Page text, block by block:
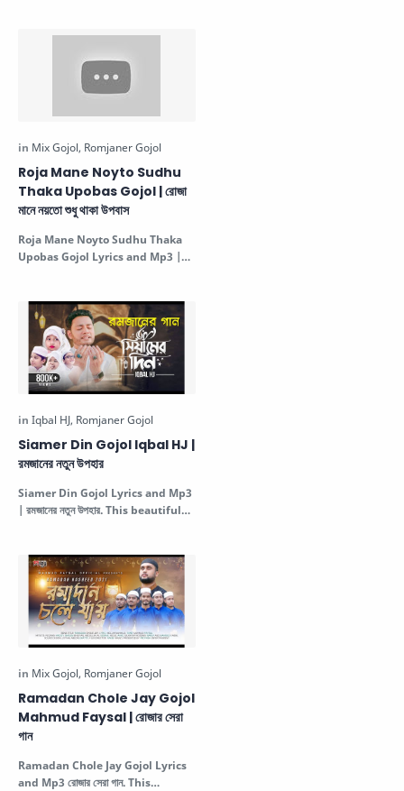
Roja Mane Noyto Sudhu
Thaka Upobas Gojol | রোজা
মানে নয়তো শুধু থাকা উপবাস
Roja Mane Noyto Sudhu Thaka
Upobas Gojol Lyrics and Mp3 |
Siamer Din Gojol Iqbal HJ |
রমজানের নতুন উপহার
Siamer Din Gojol Lyrics and Mp3
| রমজানের নতুন উপহার. This beautiful
Ramadan Chole Jay Gojol
Mahmud Faysal | রোজার সেরা
গান
Ramadan Chole Jay Gojol Lyrics
and Mp3 রোজার সেরা গান. This